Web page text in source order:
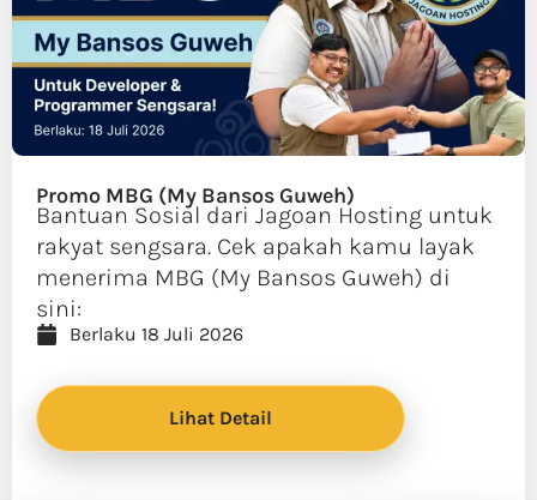
Promo MBG (My Bansos Guweh)
Bantuan Sosial dari Jagoan Hosting untuk
rakyat sengsara. Cek apakah kamu layak
menerima MBG (My Bansos Guweh) di
sini:
Berlaku 18 Juli 2026
Lihat Detail